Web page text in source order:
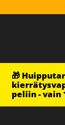
🎁
peliin - vain